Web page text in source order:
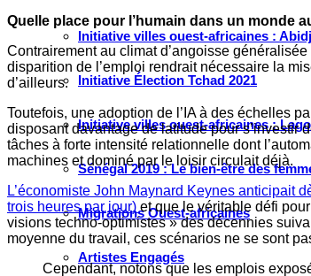
Initiative villes ouest-africaines :
Initiative Élection Tchad 2021
Initiative villes ouest-africaines :
Sénégal 2019 : Le bien-être des
Migrations Ouest-africaines
Artistes Engagés
Quelle place pour l’humain dans un monde
Contrairement au climat d’angoisse
disparition de l’emploi rendrait nécessaire la
d’ailleurs.
Toutefois, une adoption de l’IA à des échelles
disposant davantage de latitude pour s’investir
tâches à forte intensité relationnelle dont
machines et dominé par le loisir circulait déjà.
L’économiste John Maynard Keynes anticipait
trois heures par jour) et que le véritable défi
visions techno-optimistes » des décennies
moyenne du travail, ces scénarios ne se sont
Cependant, notons que les emplois